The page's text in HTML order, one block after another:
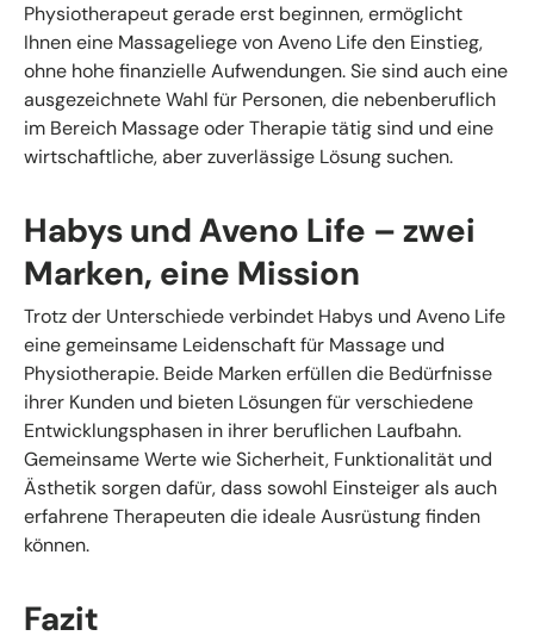
Physiotherapeut gerade erst beginnen, ermöglicht
Ihnen eine Massageliege von Aveno Life den Einstieg,
ohne hohe finanzielle Aufwendungen. Sie sind auch eine
ausgezeichnete Wahl für Personen, die nebenberuflich
im Bereich Massage oder Therapie tätig sind und eine
wirtschaftliche, aber zuverlässige Lösung suchen.
Habys und Aveno Life – zwei
Marken, eine Mission
Trotz der Unterschiede verbindet Habys und Aveno Life
eine gemeinsame Leidenschaft für Massage und
Physiotherapie. Beide Marken erfüllen die Bedürfnisse
ihrer Kunden und bieten Lösungen für verschiedene
Entwicklungsphasen in ihrer beruflichen Laufbahn.
Gemeinsame Werte wie Sicherheit, Funktionalität und
Ästhetik sorgen dafür, dass sowohl Einsteiger als auch
erfahrene Therapeuten die ideale Ausrüstung finden
können.
Fazit